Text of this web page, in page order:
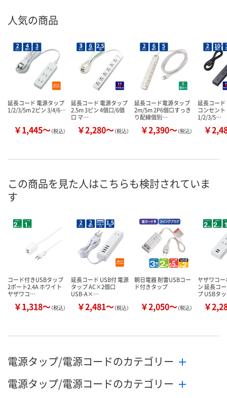
人気の商品
延長コード 電源タップ
1/2/3/5m 2ピン 3/4/6…
￥1,445～（税込）
延長コード 電源タップ
2.5m 3ピン 4個口/6個
口 マ…
￥2,280～（税込）
延長コード電源タップ
2m/5m 2P6個口すっき
り配線個別…
￥2,390～（税込）
延長コー
コンセント
1/2/3/5…
￥
この商品を見た人はこちらも検討されていま
す
コード付きUSBタップ
2ポート2.4A ホワイト
ヤザワコ…
￥1,318～（税込）
延長コード USB付 電源
タップ AC×2個口
USB-A×…
￥2,481～（税込）
朝日電器 耐雷USBコー
ド付きタップ
￥2,050～（税込）
ヤザワコ
ン 延長コ
プ USBタ
￥
電源タップ/電源コードのカテゴリー
電源タップ/電源コードのカテゴリー